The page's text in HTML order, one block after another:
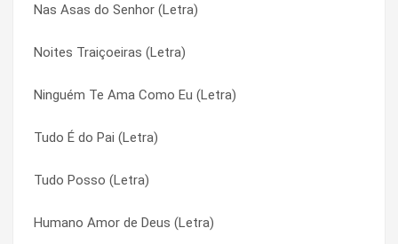
Nas Asas do Senhor (Letra)
Noites Traiçoeiras (Letra)
Ninguém Te Ama Como Eu (Letra)
Tudo É do Pai (Letra)
Tudo Posso (Letra)
Humano Amor de Deus (Letra)
Amar Como Ele Nos Amou (Letra)
Vou Cantar Teu Amor (Letra)
Voltei Pra Perguntar (Letra)
Voltar (Letra)
Viver Pra Mim É Cristo (Letra)
Vitória de Deus (Letra)
A Cor De Deus (Letra)
A Cor De Deus (Letra)
A Esperança Entre Nós (Letra)
A Esperança Entre Nós (Letra)
A Liberdade (Letra)
A Liberdade (Letra)